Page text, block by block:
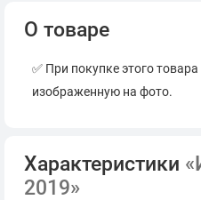
О товаре
✅ При покупке этого
изображенную на фото.
Характеристики
2019»